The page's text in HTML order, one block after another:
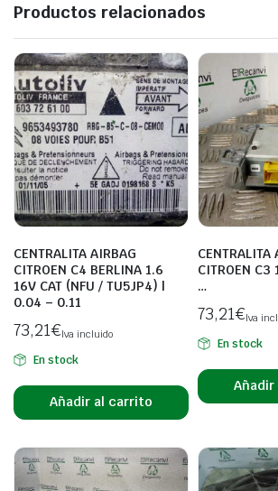
Productos relacionados
CENTRALITA AIRBAG
CITROEN C4 BERLINA 1.6
16V CAT (NFU / TU5JP4) |
0.04 – 0.11
73,21€Iva incluido
En stock
Añadir al carrito
CENTRALITA
CITROEN
…
73,21€Iva
En stock